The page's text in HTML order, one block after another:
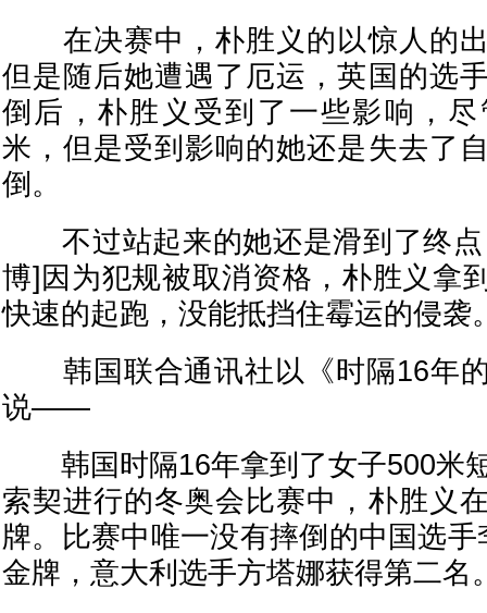
在决赛中，朴胜义的以惊人的出
但是随后她遭遇了厄运，英国的选
倒后，朴胜义受到了一些影响，
米，但是受到影响的她还是失去了
倒。
不过站起来的她还是滑到了终点
博]因为犯规被取消资格，朴胜义拿
快速的起跑，没能抵挡住霉运的侵袭
韩国联合通讯社以《时隔16年的
说——
韩国时隔16年拿到了女子500米
索契进行的冬奥会比赛中，朴胜义
牌。比赛中唯一没有摔倒的中国选
金牌，意大利选手方塔娜获得第二名